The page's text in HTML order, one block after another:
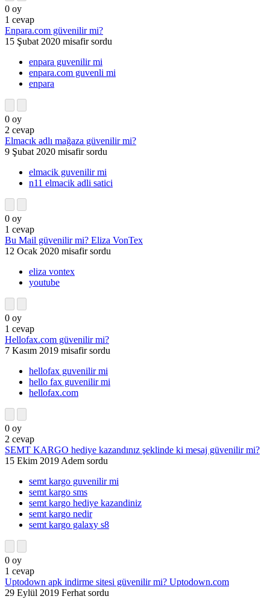
0 oy
1 cevap
Enpara.com güvenilir mi?
15 Şubat 2020 misafir sordu
enpara guvenilir mi
enpara.com guvenli mi
enpara
0 oy
2 cevap
Elmacık adlı mağaza güvenilir mi?
9 Şubat 2020 misafir sordu
elmacik guvenilir mi
n11 elmacik adli satici
0 oy
1 cevap
Bu Mail güvenilir mi? Eliza VonTex
12 Ocak 2020 misafir sordu
eliza vontex
youtube
0 oy
1 cevap
Hellofax.com güvenilir mi?
7 Kasım 2019 misafir sordu
hellofax guvenilir mi
hello fax guvenilir mi
hellofax.com
0 oy
2 cevap
SEMT KARGO hediye kazandınız şeklinde ki mesaj güvenilir mi?
15 Ekim 2019 Adem sordu
semt kargo guvenilir mi
semt kargo sms
semt kargo hediye kazandiniz
semt kargo nedir
semt kargo galaxy s8
0 oy
1 cevap
Uptodown apk indirme sitesi güvenilir mi? Uptodown.com
29 Eylül 2019 Ferhat sordu